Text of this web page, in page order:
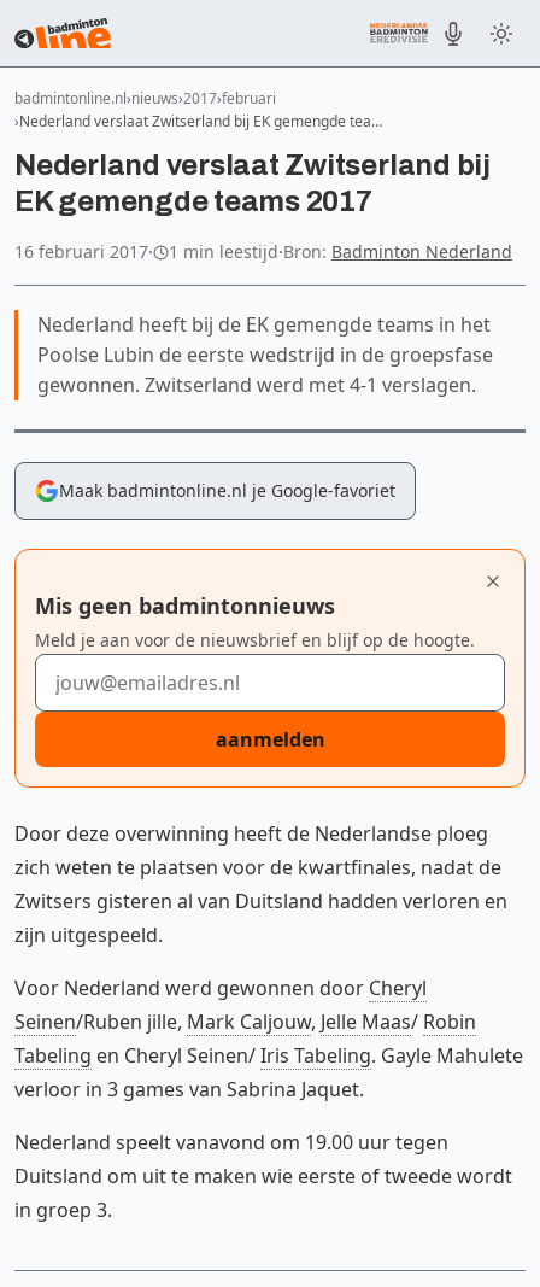
badmintonline.nl nieuws 2017 februari
Nederland verslaat Zwitserland bij EK gemengde tea…
Nederland verslaat Zwitserland bij
EK gemengde teams 2017
16 februari 2017· 1 min leestijd·Bron: Badminton Nederland
Nederland heeft bij de EK gemengde teams in het
Poolse Lubin de eerste wedstrijd in de groepsfase
gewonnen. Zwitserland werd met 4-1 verslagen.
Maak badmintonline.nl je Google-favoriet
Mis geen badmintonnieuws
Meld je aan voor de nieuwsbrief en blijf op de hoogte.
E-mailadres
aanmelden
Door deze overwinning heeft de Nederlandse ploeg
zich weten te plaatsen voor de kwartfinales, nadat de
Zwitsers gisteren al van Duitsland hadden verloren en
zijn uitgespeeld.
Voor Nederland werd gewonnen door Cheryl
Seinen/Ruben jille, Mark Caljouw, Jelle Maas/ Robin
Tabeling en Cheryl Seinen/Iris Tabeling. Gayle Mahulete
verloor in 3 games van Sabrina Jaquet.
Nederland speelt vanavond om 19.00 uur tegen
Duitsland om uit te maken wie eerste of tweede wordt
in groep 3.